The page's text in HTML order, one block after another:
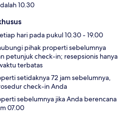
10.30
hari pada pukul 10.30 - 19.00
pihak properti sebelumnya
petunjuk check-in; resepsionis hanya
terbatas
setidaknya 72 jam sebelumnya,
check-in Anda
sebelumnya jika Anda berencana
07.00